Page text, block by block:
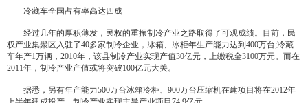
冷藏车全国占有率高达四成
经过几年的厚积薄发，民权的重振制冷产业之路取得了可观成绩。目前，民
权产业集聚区入驻了40多家制冷企业，冰箱、冰柜年生产能力达到400万台;冷藏
车年产1万辆，2010年，该县制冷产业实现产值30亿元，上缴税金3100万元。而在
2011年，制冷产业产值或将突破100亿元大关。
据悉，另有年产能力500万台冰箱冷柜、900万台压缩机在建项目将在2012年